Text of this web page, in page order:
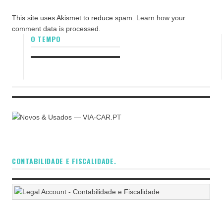
This site uses Akismet to reduce spam. Learn how your
comment data is processed.
O TEMPO
CONTABILIDADE E FISCALIDADE.